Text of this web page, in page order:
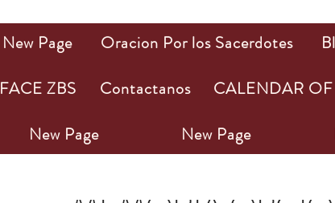
New Page Oracion Por los Sacerdotes
FACE ZBS
Contactanos CALENDAR OF
New Page
New Page